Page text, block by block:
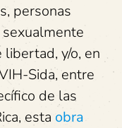
personas
y/o, en
Sida, entre
de las
esta obra